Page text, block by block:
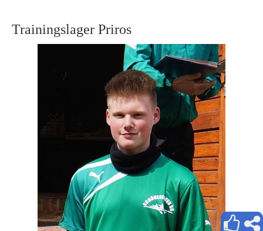
Trainingslager Priros